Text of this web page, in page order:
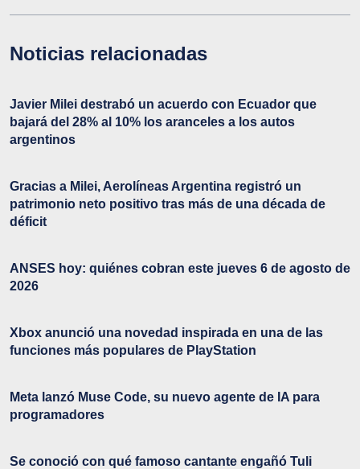
Noticias relacionadas
Javier Milei destrabó un acuerdo con Ecuador que
bajará del 28% al 10% los aranceles a los autos
argentinos
Gracias a Milei, Aerolíneas Argentina registró un
patrimonio neto positivo tras más de una década de
déficit
ANSES hoy: quiénes cobran este jueves 6 de agosto de
2026
Xbox anunció una novedad inspirada en una de las
funciones más populares de PlayStation
Meta lanzó Muse Code, su nuevo agente de IA para
programadores
Se conoció con qué famoso cantante engañó Tuli